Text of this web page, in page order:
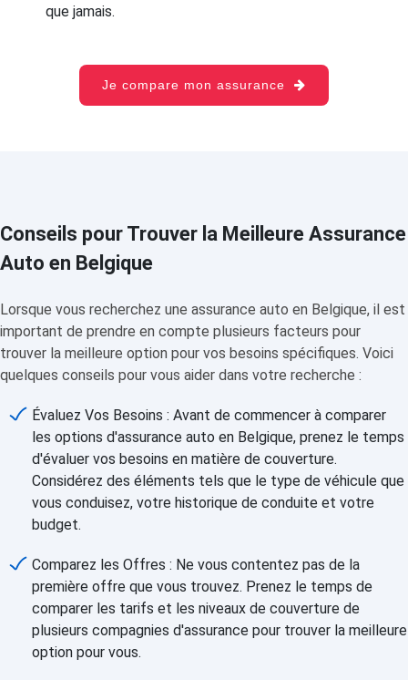
que jamais.
Je compare mon assurance
Conseils pour Trouver la Meilleure Assurance
Auto en Belgique
Lorsque vous recherchez une assurance auto en Belgique, il est
important de prendre en compte plusieurs facteurs pour
trouver la meilleure option pour vos besoins spécifiques. Voici
quelques conseils pour vous aider dans votre recherche :
Évaluez Vos Besoins : Avant de commencer à comparer
les options d'assurance auto en Belgique, prenez le temps
d'évaluer vos besoins en matière de couverture.
Considérez des éléments tels que le type de véhicule que
vous conduisez, votre historique de conduite et votre
budget.
Comparez les Offres : Ne vous contentez pas de la
première offre que vous trouvez. Prenez le temps de
comparer les tarifs et les niveaux de couverture de
plusieurs compagnies d'assurance pour trouver la meilleure
option pour vous.